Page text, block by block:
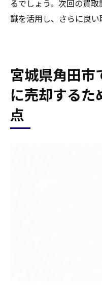
るでしょう。次回の買
識を活用し、さらに良い
宮城県角田市
に売却するた
点